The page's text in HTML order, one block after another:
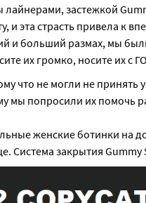
застежкой
эта страсть привела к
больший размах, мы
их громко, носите их с
что не могли не
попросили их помочь
женские ботинки на
Система закрытия